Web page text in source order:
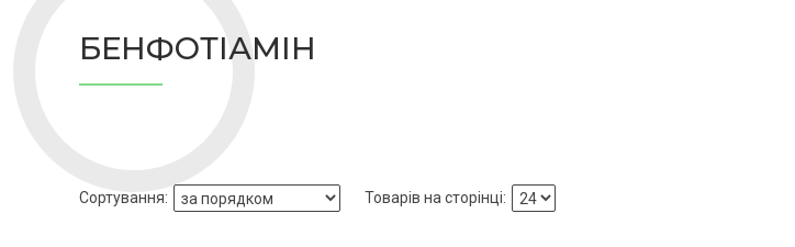
БЕНФОТІАМІН